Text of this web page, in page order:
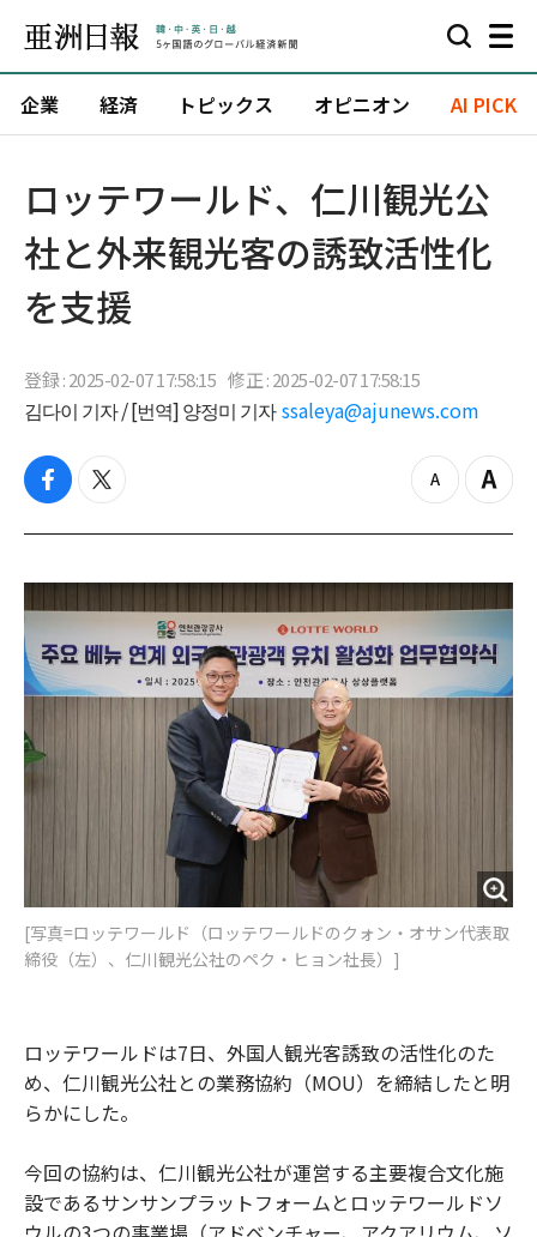
企業 経済 トピックス オピニオン AI PICK
ロッテワールド、仁川観光公
社と外来観光客の誘致活性化
を支援
登録 : 2025-02-07 17:58:15 修正 : 2025-02-07 17:58:15
김다이 기자 / [번역] 양정미 기자 ssaleya@ajunews.com
f
c
b
o
k
t
i
t
r
z
o
o
Z
o
i
n
[写真=ロッテワールド（ロッテワールドのクォン・オサン代表取
締役（左）、仁川観光公社のペク・ヒョン社長）]
ロッテワールドは7日、外国人観光客誘致の活性化のた
め、仁川観光公社との業務協約（MOU）を締結したと明
らかにした。
今回の協約は、仁川観光公社が運営する主要複合文化施
設であるサンサンプラットフォームとロッテワールドソ